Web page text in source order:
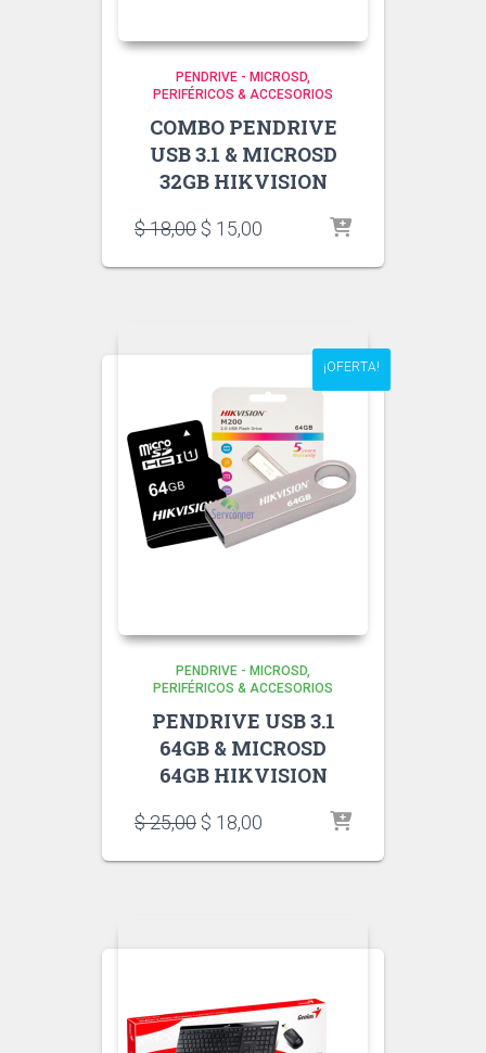
PENDRIVE - MICROSD
PERIFÉRICOS & ACCESORIOS
COMBO PENDRIVE
USB 3.1 & MICROSD
32GB HIKVISION
$18,00 El
original
$ 15,00
actual
¡OFERTA!
PENDRIVE - MICROSD
PERIFÉRICOS & ACCESORIOS
PENDRIVE USB 3.1
64GB & MICROSD
64GB HIKVISION
$25,00 El
original
$ 18,00
actual